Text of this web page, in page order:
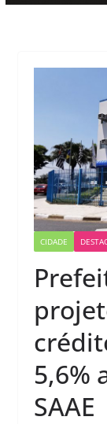
CIDADE
5,6%
SAAE